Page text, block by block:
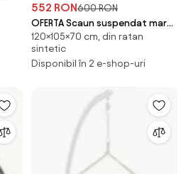
552 RON600 RON
OFERTA Scaun suspendat maro
deschis TROPIKAL cu suport II
calitate
120×105×70 cm, din ratan
sintetic
Disponibil în 2 e-shop-uri